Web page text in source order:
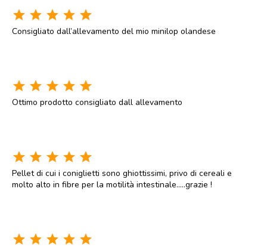
star star star star star
Consigliato dall’allevamento del mio minilop olandese
star star star star star
Ottimo prodotto consigliato dall allevamento
star star star star star
Pellet di cui i coniglietti sono ghiottissimi, privo di cereali e
molto alto in fibre per la motilità intestinale.....grazie !
star star star star star